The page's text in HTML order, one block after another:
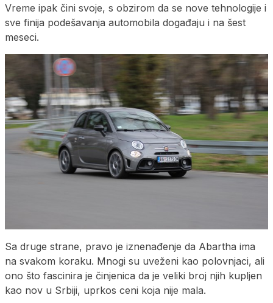
Vreme ipak čini svoje, s obzirom da se nove tehnologije i
sve finija podešavanja automobila događaju i na šest
meseci.
Sa druge strane, pravo je iznenađenje da Abartha ima
na svakom koraku. Mnogi su uveženi kao polovnjaci, ali
ono što fascinira je činjenica da je veliki broj njih kupljen
kao nov u Srbiji, uprkos ceni koja nije mala.